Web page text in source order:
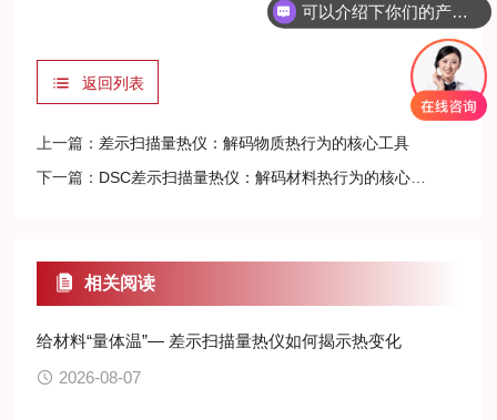
返回列表
上一篇： 差示扫描量热仪：解码物质热行为的核心工具
下一篇： DSC差示扫描量热仪：解码材料热行为的核心工具
相关阅读
给材料“量体温”— 差示扫描量热仪如何揭示热变化
2026-08-07
可以介绍下你们的产品么？